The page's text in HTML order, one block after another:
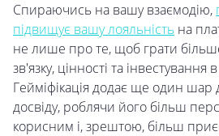
Спираючись на вашу взаємодію,
підвищує вашу лояльність на
не лише про те, щоб грати
зв'язку, цінності та інвестування
Гейміфікація додає ще один шар
досвіду, роблячи його більш
корисним і, зрештою, більш